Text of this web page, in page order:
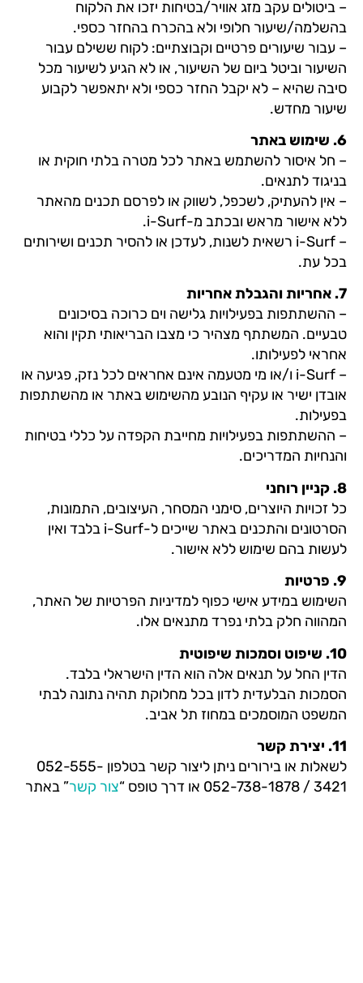
– ביטולים עקב מזג אוויר/בטיחות יזכו את הלקוח
בהשלמה/שיעור חלופי ולא בהכרח בהחזר כספי.
– עבור שיעורים פרטיים וקבוצתיים: לקוח ששילם עבור
השיעור וביטל ביום של השיעור, או לא הגיע לשיעור מכל
סיבה שהיא – לא יקבל החזר כספי ולא יתאפשר לקבוע
שיעור מחדש.
6.⁠ ⁠שימוש באתר
– חל איסור להשתמש באתר לכל מטרה בלתי חוקית או
בניגוד לתנאים.
– אין להעתיק, לשכפל, לשווק או לפרסם תכנים מהאתר
ללא אישור מראש ובכתב מ-i-Surf.
– i-Surf רשאית לשנות, לעדכן או להסיר תכנים ושירותים
בכל עת.
7.⁠ ⁠אחריות והגבלת אחריות
– ההשתתפות בפעילויות גלישה וים כרוכה בסיכונים
טבעיים. המשתתף מצהיר כי מצבו הבריאותי תקין והוא
אחראי לפעילותו.
– i-Surf ו/או מי מטעמה אינם אחראים לכל נזק, פגיעה או
אובדן ישיר או עקיף הנובע מהשימוש באתר או מהשתתפות
בפעילות.
– ההשתתפות בפעילויות מחייבת הקפדה על כללי בטיחות
והנחיות המדריכים.
8.⁠ ⁠קניין רוחני
כל זכויות היוצרים, סימני המסחר, העיצובים, התמונות,
הסרטונים והתכנים באתר שייכים ל-i-Surf בלבד ואין
לעשות בהם שימוש ללא אישור.
9.⁠ ⁠פרטיות
השימוש במידע אישי כפוף למדיניות הפרטיות של האתר,
המהווה חלק בלתי נפרד מתנאים אלו.
10.⁠ ⁠שיפוט וסמכות שיפוטית
הדין החל על תנאים אלה הוא הדין הישראלי בלבד.
הסמכות הבלעדית לדון בכל מחלוקת תהיה נתונה לבתי
המשפט המוסמכים במחוז תל אביב.
11.⁠ ⁠יצירת קשר
לשאלות או בירורים ניתן ליצור קשר בטלפון 052-555-
3421 / 052-738-1878 או דרך טופס “
צור קשר” באתר